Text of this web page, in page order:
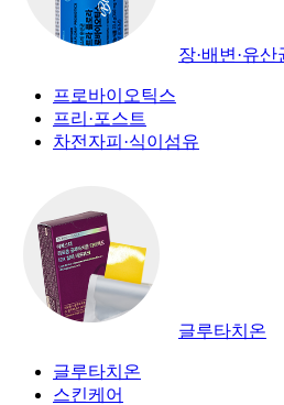
장·배변·유산
프로바이오틱스
프리·포스트
차전자피·식이섬유
글루타치온
글루타치온
스킨케어